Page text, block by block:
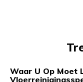
Waar U Op Moet